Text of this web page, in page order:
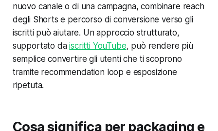
nuovo canale o di una campagna, combinare reach
degli Shorts e percorso di conversione verso gli
iscritti può aiutare. Un approccio strutturato,
supportato daiscritti YouTube, può rendere più
semplice convertire gli utenti che ti scoprono
tramite recommendation loop e esposizione
ripetuta.
Cosa significa per packaging e